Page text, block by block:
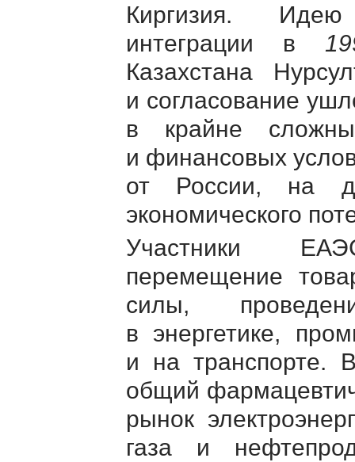
Киргизия. Идею
интеграции в
Казахстана
и согласование
в крайне
и финансовых
от России, на
экономического
Участники
перемещение
силы,
в энергетике,
и на транспорте.
общий
рынок
газа и